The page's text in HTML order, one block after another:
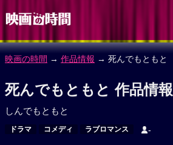
映画の時間 → 作品情報 → 死んでもともと
死んでもともと 作品情報
しんでもともと
ドラマ コメディ ラブロマンス -